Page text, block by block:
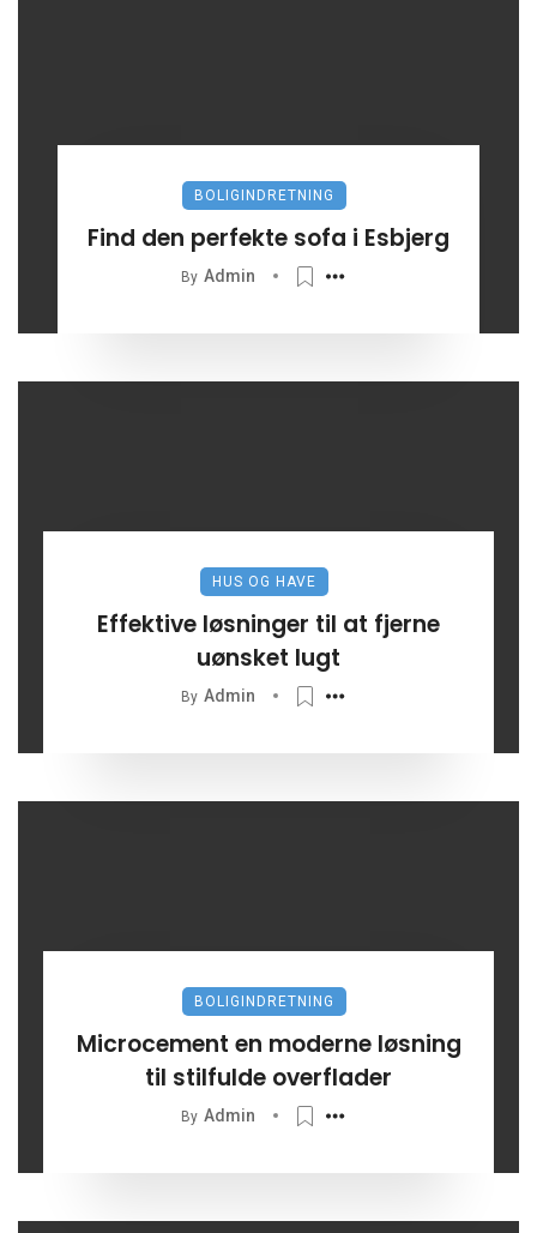
BOLIGINDRETNING
Find den perfekte sofa i Esbjerg
By Admin
HUS OG HAVE
Effektive løsninger til at fjerne
uønsket lugt
By Admin
BOLIGINDRETNING
Microcement en moderne løsning
til stilfulde overflader
By Admin